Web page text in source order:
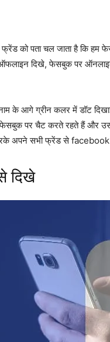
को पता चल जाता है कि
दिखे, फेसबुक पर
के आगे ग्रीन कलर में डॉट
पर चैट करते रहते हैं और
अपने सभी फ्रेंड से
दिखे